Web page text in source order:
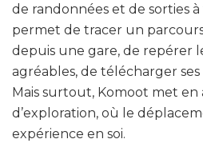
de randonnées et de sorties à
permet de tracer un
depuis une gare, de repérer
agréables, de télécharger
Mais surtout, Komoot met
d’exploration, où le
expérience en soi.